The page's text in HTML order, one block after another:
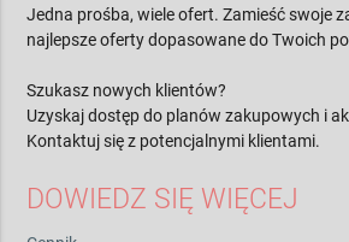
Jedna prośba, wiele ofert. Zamieść swoje
najlepsze oferty dopasowane do Twoich
Szukasz nowych klientów?
Uzyskaj dostęp do planów zakupowych i
Kontaktuj się z potencjalnymi klientami.
DOWIEDZ SIĘ WIĘCEJ